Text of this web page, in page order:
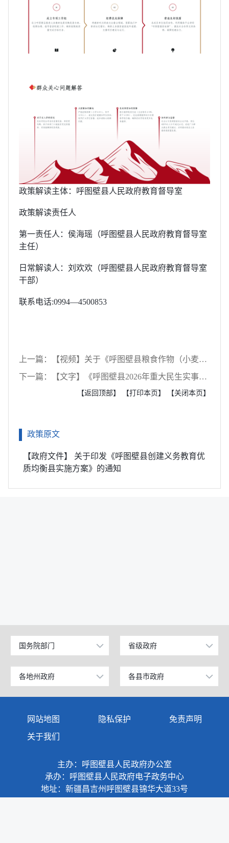
政策解读主体：呼图壁县人民政府教育督导室
政策解读责任人
第一责任人：侯海瑶（呼图壁县人民政府教育督导室
主任）
日常解读人：刘欢欢（呼图壁县人民政府教育督导室
干部）
联系电话:0994—4500853
上一篇：【视频】关于《呼图壁县粮食作物（小麦）分类水价实施方案》的政策解读
下一篇：【文字】《呼图壁县2026年重大民生实事项目责任分解方案》政策解读
【返回顶部】 【打印本页】 【关闭本页】
政策原文
【政府文件】 关于印发《呼图壁县创建义务教育优
质均衡县实施方案》的通知
国务院部门
公安部
工业和信息化部
科学技术部
教育部
国家发展和改革委员会
外交部
省级政府
北京
上海
广东
天津
山东
浙江
各地州政府
乌鲁木齐市
博尔塔拉蒙古自治州
克拉玛依市
各县市政府
昌吉市
吉木萨尔县
奇台县
网站地图 隐私保护
免责声明
关于我们
主办：呼图壁县人民政府办公室
承办：呼图壁县人民政府电子政务中心
地址：新疆昌吉州呼图壁县锦华大道33号